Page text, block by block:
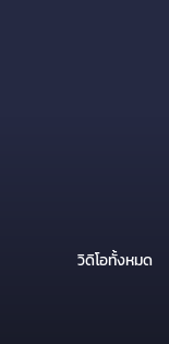
วิดิโอทั้งหมด